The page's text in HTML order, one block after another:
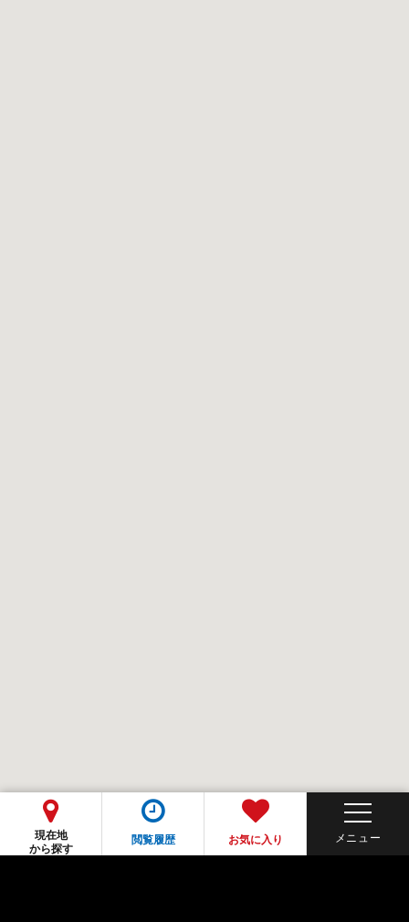
現在地
から探す
閲覧履歴 お気に入り